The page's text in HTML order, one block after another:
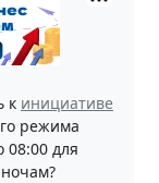
к инициативе
режима
для